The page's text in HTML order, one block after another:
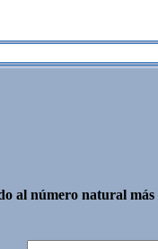
al número natural